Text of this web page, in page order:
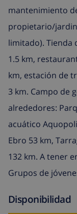
mantenimiento
propietario/
limitado). Tienda
1.5 km,
km, estación de
3 km. Campo de
alrededores:
acuático
Ebro 53 km,
132 km. A tener
Grupos de
Disponibilidad